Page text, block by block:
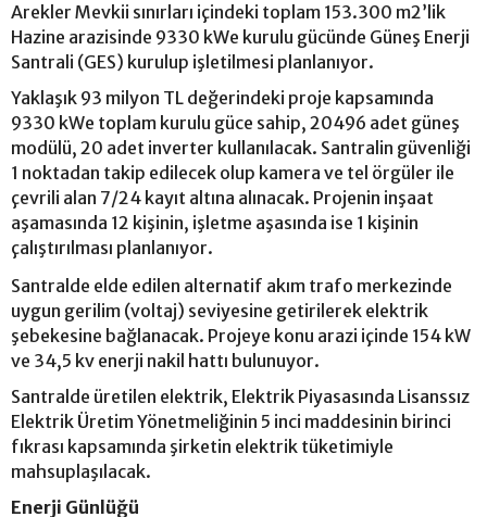
Arekler Mevkii sınırları içindeki toplam 153.300 m2’lik
Hazine arazisinde 9330 kWe kurulu gücünde Güneş Enerji
Santrali (GES) kurulup işletilmesi planlanıyor.
Yaklaşık 93 milyon TL değerindeki proje kapsamında
9330 kWe toplam kurulu güce sahip, 20496 adet güneş
modülü, 20 adet inverter kullanılacak. Santralin güvenliği
1 noktadan takip edilecek olup kamera ve tel örgüler ile
çevrili alan 7/24 kayıt altına alınacak. Projenin inşaat
aşamasında 12 kişinin, işletme aşasında ise 1 kişinin
çalıştırılması planlanıyor.
Santralde elde edilen alternatif akım trafo merkezinde
uygun gerilim (voltaj) seviyesine getirilerek elektrik
şebekesine bağlanacak. Projeye konu arazi içinde 154 kW
ve 34,5 kv enerji nakil hattı bulunuyor.
Santralde üretilen elektrik, Elektrik Piyasasında Lisanssız
Elektrik Üretim Yönetmeliğinin 5 inci maddesinin birinci
fıkrası kapsamında şirketin elektrik tüketimiyle
mahsuplaşılacak.
Enerji Günlüğü